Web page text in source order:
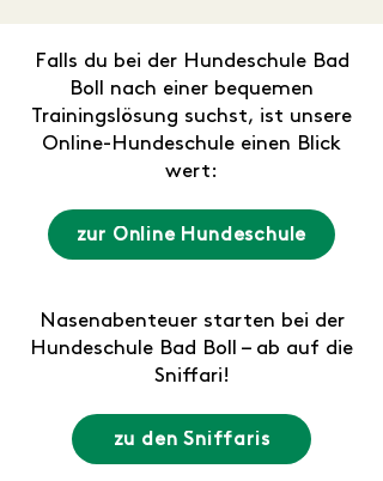
Falls du bei der Hundeschule Bad
Boll nach einer bequemen
Trainingslösung suchst, ist unsere
Online-Hundeschule einen Blick
wert:
zur Online Hundeschule
Nasenabenteuer starten bei der
Hundeschule Bad Boll – ab auf die
Sniffari!
zu den Sniffaris